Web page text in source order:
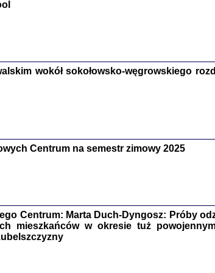
wokół sokołowsko-węgrowskiego
Centrum na semestr zimowy 2025
Centrum: Marta Duch-Dyngosz: Próby
mieszkańców w okresie tuż